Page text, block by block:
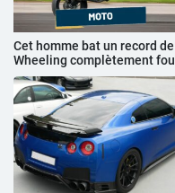
Cet homme bat un record de
Wheeling complètement fou